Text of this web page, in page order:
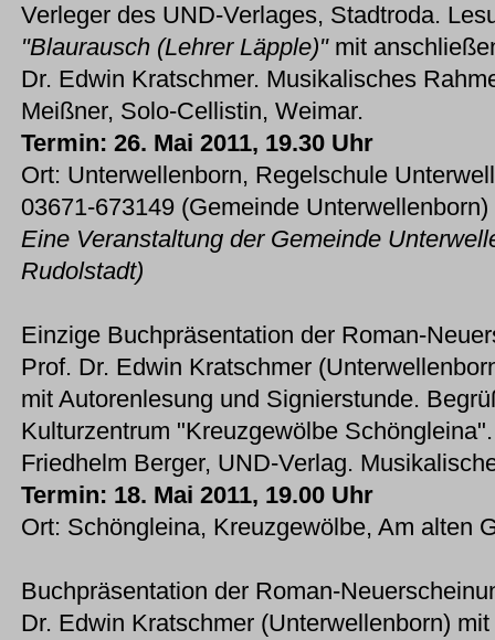
Verleger des UND-Verlages, Stadtroda.
"Blaurausch (Lehrer Läpple)"mit
Dr. Edwin Kratschmer. Musikalisches
Meißner, Solo-Cellistin, Weimar.
Termin: 26. Mai 2011, 19.30 Uhr
Ort: Unterwellenborn, Regelschule
03671-673149 (Gemeinde Unterwellenborn)
Eine Veranstaltung der Gemeinde
Rudolstadt)
Einzige Buchpräsentation der Roman-
Prof. Dr. Edwin Kratschmer
mit Autorenlesung und Signierstunde.
Kulturzentrum "Kreuzgewölbe
Friedhelm Berger, UND-Verlag.
Termin: 18. Mai 2011, 19.00 Uhr
Ort: Schöngleina, Kreuzgewölbe, Am alten
Buchpräsentation der Roman-
Dr. Edwin Kratschmer (Unterwellenborn)